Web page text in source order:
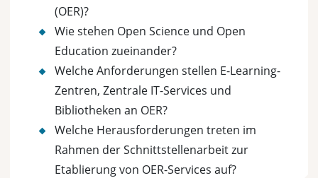
(OER)?
Wie stehen Open Science und Open
Education zueinander?
Welche Anforderungen stellen E-Learning-
Zentren, Zentrale IT-Services und
Bibliotheken an OER?
Welche Herausforderungen treten im
Rahmen der Schnittstellenarbeit zur
Etablierung von OER-Services auf?